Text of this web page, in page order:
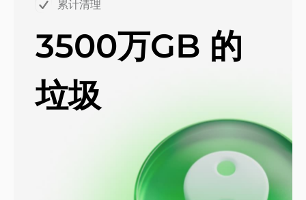
累计清理
3500万GB 的
垃圾